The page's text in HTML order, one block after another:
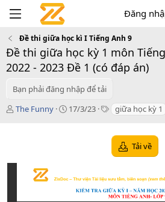
Đăng
Đề thi giữa học kì I Tiếng Anh 9
Đề thi giữa học kỳ 1 môn
2022 - 2023 Đề 1 (có đáp án)
Bạn phải đăng nhập để tải
T
ả
The Funny
C17/3/23
T
s
giữa học kỳ 1
Tải về